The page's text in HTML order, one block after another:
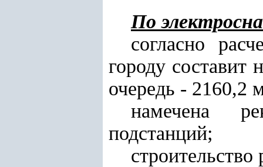
По
согласно
городу составит
очередь - 2160,2
намечена
подстанций;